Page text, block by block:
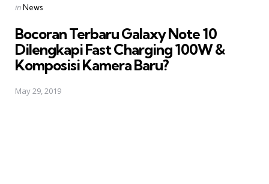
Posted
inNews
Bocoran Terbaru Galaxy Note 10 
Dilengkapi Fast Charging 100W &
Komposisi Kamera Baru?
May 29, 2019